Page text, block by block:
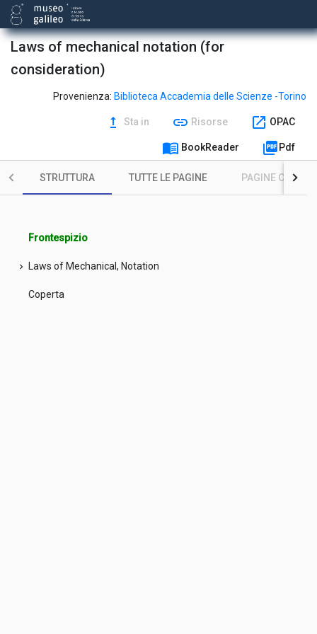
Laws of mechanical notation (for
consideration)
Provenienza: Biblioteca Accademia delle Scienze -Torino
upgrade Sta in link Risorse open_in_new OPAC
menu_book BookReader picture_as_pdf Pdf
STRUTTURA TUTTE LE PAGINE PAGINE CON
Frontespizio
chevron_right Laws of Mechanical, Notation
Coperta